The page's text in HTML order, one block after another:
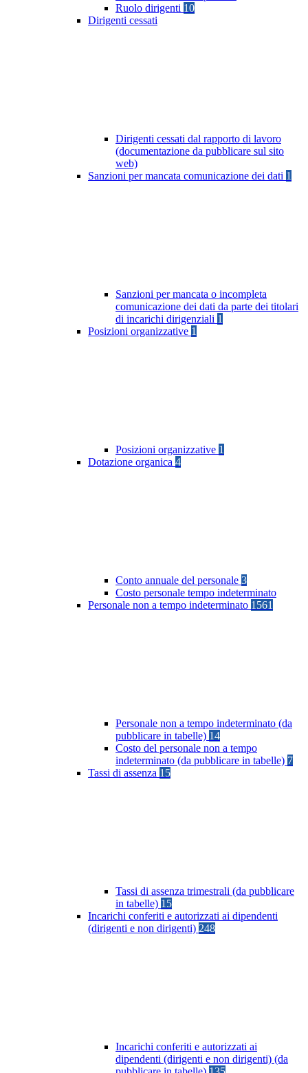
Ruolo dirigenti 10
Dirigenti cessati
Dirigenti cessati dal rapporto di lavoro
(documentazione da pubblicare sul sito
web)
Sanzioni per mancata comunicazione dei dati 1
Sanzioni per mancata o incompleta
comunicazione dei dati da parte dei titolari
di incarichi dirigenziali 1
Posizioni organizzative 1
Posizioni organizzative 1
Dotazione organica 4
Conto annuale del personale 3
Costo personale tempo indeterminato
Personale non a tempo indeterminato 1561
Personale non a tempo indeterminato (da
pubblicare in tabelle) 14
Costo del personale non a tempo
indeterminato (da pubblicare in tabelle) 7
Tassi di assenza 15
Tassi di assenza trimestrali (da pubblicare
in tabelle) 15
Incarichi conferiti e autorizzati ai dipendenti
(dirigenti e non dirigenti) 248
Incarichi conferiti e autorizzati ai
dipendenti (dirigenti e non dirigenti) (da